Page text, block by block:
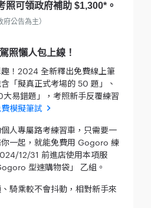
照可領政府補助 $1,300*。
府公告為主）
照懶人包上線！
！2024 全新釋出免費線上筆
「擬真正式考場的 50 題」、
易錯題」，考照新手反覆練習
模擬筆試
人專屬路考練習車，只需要一
一起，就能免費用 Gogoro 練
12/31 前進店使用本項服
型速購物袋」 乙組。
騎乘較不會抖動，相對新手來